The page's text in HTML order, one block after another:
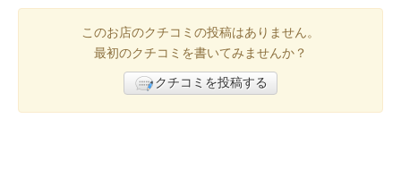
このお店のクチコミの投稿はありません。
最初のクチコミを書いてみませんか？
クチコミを投稿する